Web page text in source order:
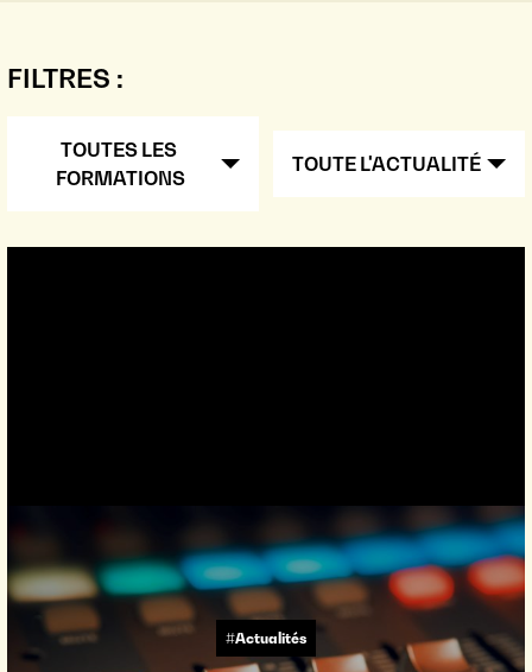
FILTRES :
TOUTES LES
FORMATIONS
TOUTE L'ACTUALITÉ
#Actualités